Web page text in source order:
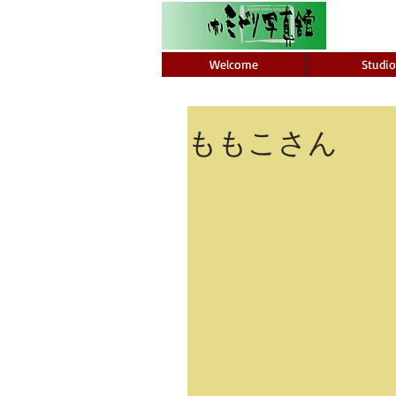
Welcome Studio
ももこさん